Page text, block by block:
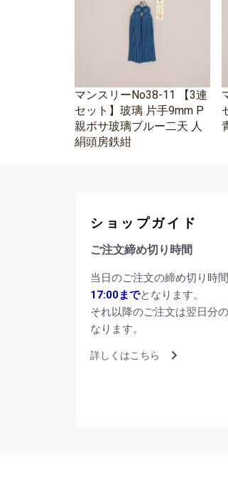
マンスリーNo38-11 【3連
セット】玻璃 片手9mm P
親ボサ玻璃ブルー二天 人
絹頭房鉄紺
ショップガイド
ご注文締め切り時間
当日のご注文の締め切り時
17:00までとなります。
それ以降のご注文は翌日分
なります。
詳しくはこちら